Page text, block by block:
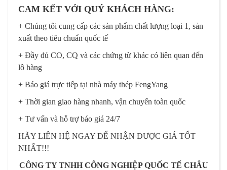
CAM KẾT VỚI QUÝ KHÁCH HÀNG:
+ Chúng tôi cung cấp các sản phẩm chất lượng loại 1, sản
xuất theo tiêu chuẩn quốc tế
+ Đầy đủ CO, CQ và các chứng từ khác có liên quan đến
lô hàng
+ Báo giá trực tiếp tại nhà máy thép FengYang
+ Thời gian giao hàng nhanh, vận chuyển toàn quốc
+ Tư vấn và hỗ trợ báo giá 24/7
HÃY LIÊN HỆ NGAY ĐỂ NHẬN ĐƯỢC GIÁ TỐT
NHẤT!!!
CÔNG TY TNHH CÔNG NGHIỆP QUỐC TẾ CHÂU